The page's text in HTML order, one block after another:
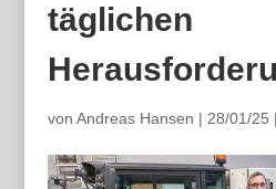
täglichen
von Andreas Hansen | 28/01/25 |